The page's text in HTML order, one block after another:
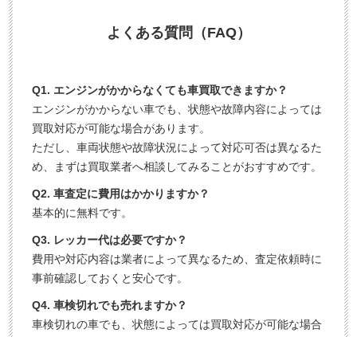
よくある質問（FAQ）
Q1. エンジンがかからなくても車買取できますか？
エンジンがかからない車でも、状態や故障内容によっては
買取対応が可能な場合があります。
ただし、車両状態や故障状況によって対応可否は異なるた
め、まずは買取業者へ相談してみることがおすすめです。
Q2. 車査定に費用はかかりますか？
基本的に無料です。
Q3. レッカー代は必要ですか？
費用や対応内容は業者によって異なるため、査定依頼時に
事前確認しておくと安心です。
Q4. 車検切れでも売れますか？
車検切れの車でも、状態によっては買取対応が可能な場合